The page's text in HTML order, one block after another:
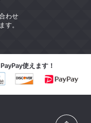
わせ
す。
使えます！